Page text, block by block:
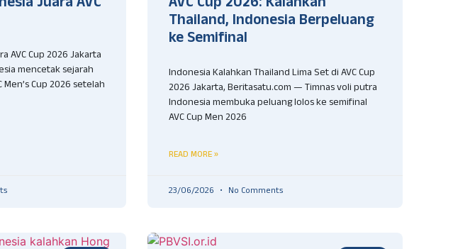
AVC Cup 2026 Jakarta
mencetak sejarah
Cup 2026 setelah
Thailand, Indonesia Berpeluang
ke Semifinal
Indonesia Kalahkan Thailand Lima Set di AVC Cup
2026 Jakarta, Beritasatu.com — Timnas voli putra
Indonesia membuka peluang lolos ke semifinal
AVC Cup Men 2026
READ MORE »
23/06/2026 No Comments